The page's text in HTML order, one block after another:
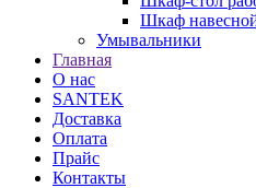
Шкаф
Умывальники
Главная
О нас
SANTEK
Доставка
Оплата
Прайс
Контакты